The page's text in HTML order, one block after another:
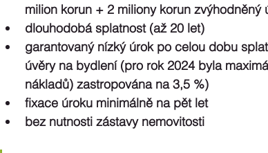
milion korun + 2 miliony korun zvýhodněný
dlouhodobá splatnost (až 20 let)
garantovaný nízký úrok po celou dobu
úvěry na bydlení (pro rok 2024 byla
nákladů) zastropována na 3,5 %)
fixace úroku minimálně na pět let
bez nutnosti zástavy nemovitosti